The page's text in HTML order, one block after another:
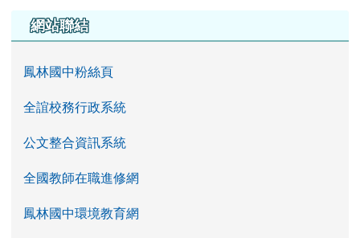
左邊區域內容
網站聯結
鳳林國中粉絲頁
全誼校務行政系統
公文整合資訊系統
全國教師在職進修網
鳳林國中環境教育網